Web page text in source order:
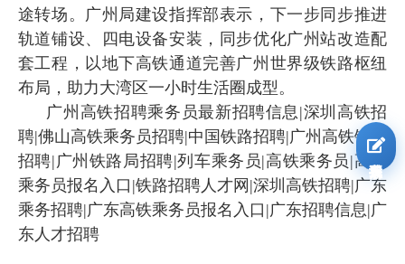
途转场。广州局建设指挥部表示，下一步同步推进
轨道铺设、四电设备安装，同步优化广州站改造配
套工程，以地下高铁通道完善广州世界级铁路枢纽
布局，助力大湾区一小时生活圈成型。
广州高铁招聘乘务员最新招聘信息|深圳高铁招
聘|佛山高铁乘务员招聘|中国铁路招聘|广州高铁铁路
招聘|广州铁路局招聘|列车乘务员|高铁乘务员|高铁
乘务员报名入口|铁路招聘人才网|深圳高铁招聘|广东
乘务招聘|广东高铁乘务员报名入口|广东招聘信息|广
东人才招聘
我要报名